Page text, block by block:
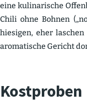
eine kulina­rische
Chili ohne Bohnen
hiesigen, eher
aroma­tische Gericht
Kostproben